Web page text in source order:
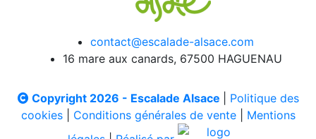
contact@escalade-alsace.com
16 mare aux canards, 67500 HAGUENAU
Copyright 2026 - Escalade Alsace
Politique des
cookies| Conditions générales de vente| Mentions